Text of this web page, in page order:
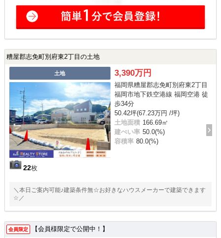
糟屋郡志免町別府東2丁目の土地
土地
22枚
3,390万円
福岡県糟屋郡志免町別府東2丁目
福岡市地下鉄空港線 福岡空港 徒
歩34分
50.42坪(67.23万円 /坪)
土地面積 166.69㎡
建ぺい率 50.0(%)
容積率 80.0(%)
＼本日ご案内可能♪建築条件無☆お好きなハウスメーカーで建築できます
☆／
会員限定 【会員様限定で公開中！】